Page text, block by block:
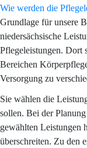
Wie werden die
Grundlage für unsere
niedersächsische
Pflegeleistungen. Dort
Bereichen
Versorgung zu
Sie wählen die
sollen. Bei der
gewählten Leistungen
überschreiten. Zu den